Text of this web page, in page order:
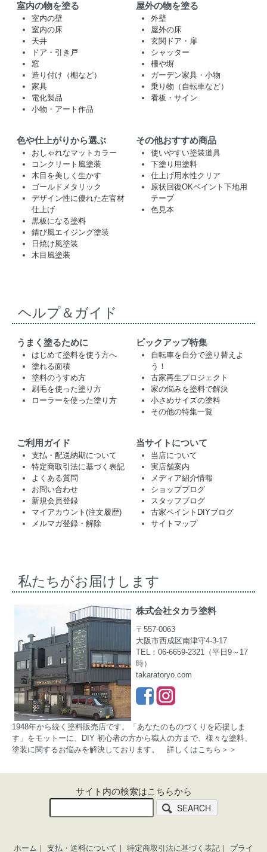
室内の物を塗る
室内の壁
室内の床
天井
ドア・引き戸
窓
造り付け（棚など）
家具
電化製品
小物・アート作品
屋外の物を塗る
外壁
屋外の床
玄関ドア・扉
シャッター
柵や塀
ガーデン家具・小物
乗り物（自転車など）
看板・サイン
色や仕上がりから選ぶ
おしゃれなマットカラー
コンクリート風塗装
木目を美しく生かす
ゴールドメタリック
デザイン性に優れた左官材
仕上げ
黒板になる塗料
錆び風エイジング塗装
日焼け風塗装
木目風塗装
その他おすすめ商品
使いやすい塗装道具
下塗り用塗料
仕上げ用水性クリア
原状回復OKペイント下地用
テープ
色見本
ヘルプ＆ガイド
うまく塗るために
はじめて塗料を使う方へ
塗れる面積
塗料のうすめ方
刷毛を使った塗り方
ローラーを使った塗り方
ピックアップ特集
自転車を自分で塗り替えよ
う！
古家再生プロジェクト
家の悩みを塗料で解決
小さめサイズの塗料
その他の特集一覧
ご利用ガイド
支払・配送納期について
特定商取引法に基づく表記
よくある質問
お問い合わせ
新規会員登録
マイアカウント(注文履歴)
メルマガ登録・解除
当サイトについて
当店について
実店舗案内
メディア紹介情報
ショップブログ
スタッフブログ
古家ペイントDIYブログ
サイトマップ
私たちがお届けします
株式会社タカラ塗料
〒557-0063
大阪市西成区南津守4-3-17
TEL：06-6659-2321（平日9～17
時）
takaratoryo.com
1948年から続く塗料販売店です。「あなたのものづくりを応援しま
す」をモットーに、DIY 初心者の方から職人の方まで、様々な塗料、
塗装に関するお悩みを解決しております。 詳しくはこちら＞＞
サイト内の検索はこちらから
SEARCH
ホーム ｜ 支払・送料について ｜ 特定商取引法に基づく表記 ｜ プライ